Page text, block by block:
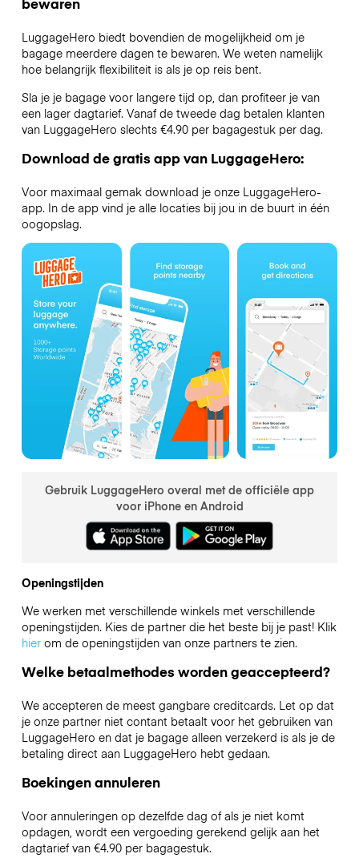
LuggageHero biedt bovendien de mogelijkheid om je
bagage meerdere dagen te bewaren. We weten namelijk
hoe belangrijk flexibiliteit is als je op reis bent.
Sla je je bagage voor langere tijd op, dan profiteer je van
een lager dagtarief. Vanaf de tweede dag betalen klanten
van LuggageHero slechts €4.90 per bagagestuk per dag.
Download de gratis app van LuggageHero:
Voor maximaal gemak download je onze LuggageHero-
app. In de app vind je alle locaties bij jou in de buurt in één
oogopslag.
Gebruik LuggageHero overal met de officiële app
voor iPhone en Android
Openingstijden
We werken met verschillende winkels met verschillende
openingstijden. Kies de partner die het beste bij je past! Klik
hierom de openingstijden van onze partners te zien.
Welke betaalmethodes worden geaccepteerd?
We accepteren de meest gangbare creditcards. Let op dat
je onze partner niet contant betaalt voor het gebruiken van
LuggageHero en dat je bagage alleen verzekerd is als je de
betaling direct aan LuggageHero hebt gedaan.
Boekingen annuleren
Voor annuleringen op dezelfde dag of als je niet komt
opdagen, wordt een vergoeding gerekend gelijk aan het
dagtarief van €4.90 per bagagestuk.